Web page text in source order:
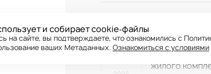
21
жилого
и собирает cookie‑файлы
на сайте, вы подтверждаете, что ознакомились с
ваших Метаданных.Ознакомиться с условиями